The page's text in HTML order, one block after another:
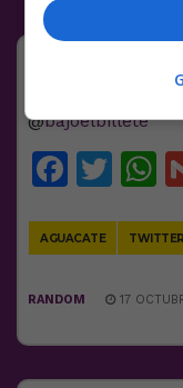
@bajoelbillete
AGUACATE TWITTER
RANDOM 17